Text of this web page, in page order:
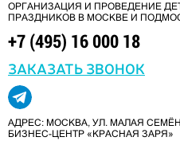
ОРГАНИЗАЦИЯ И ПРОВЕДЕНИЕ
ПРАЗДНИКОВ В МОСКВЕ И
+7 (495) 16 000 18
ЗАКАЗАТЬ ЗВОНОК
АДРЕС: МОСКВА, УЛ. МАЛАЯ
БИЗНЕС-ЦЕНТР «КРАСНАЯ ЗАРЯ»